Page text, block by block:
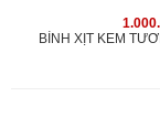
BÌNH XỊT KEM